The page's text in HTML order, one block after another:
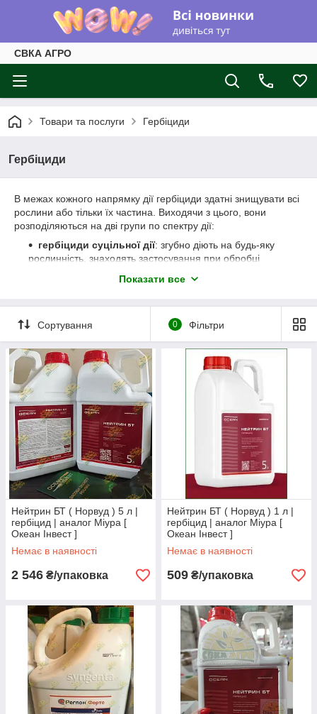
СВКА АГРО
Товари та послуги Гербіциди
Гербіциди
В межах кожного напрямку дії гербіциди здатні знищувати всі
рослини або тільки їх частина. Виходячи з цього, вони
розподіляються на дві групи по спектру дії:
гербіциди суцільної дії: згубно діють на будь-яку
рослинність, знаходять застосування при обробці
каналів, узбіч доріг та ін.
гербіциди вибіркової дії(селективні) вибірково
пошкоджують рослини, що застосовуються при
вирощуванні сільськогосподарських культур. У свою
чергу, за ступенем селективності засоби поділяють на:
широко виборчі
(наприклад, похідні
триазинів в кукурудзяних посівах пригнічують ріст
багатьох бур'янів, що належать як до Дводольних
та Однодольних);
вузько виборчі.
Показати все
Сортування 0 Фільтри
Нейтрин БТ ( Норвуд ) 5 л |
гербіцид | аналог Міура [
Океан Інвест ]
Немає в наявності
2 546 ₴/упаковка
Нейтрин БТ ( Норвуд ) 1 л |
гербіцид | аналог Міура [
Океан Інвест ]
Немає в наявності
509 ₴/упаковка